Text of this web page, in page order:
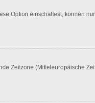
Option einschaltest, können
Zeitzone (Mitteleuropäische